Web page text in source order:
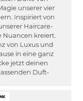
unserer vier
Inspiriert von
Haircare-
kreiert.
von Luxus und
in eine ganz
jetzt deinen
Duft-